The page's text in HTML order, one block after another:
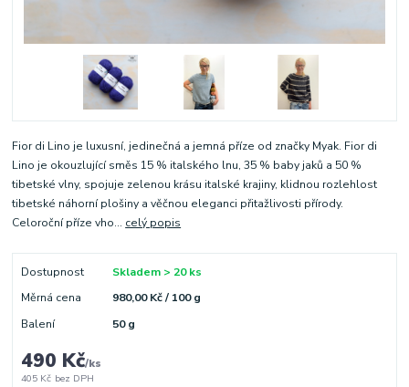
Fior di Lino je luxusní, jedinečná a jemná příze od značky Myak. Fior di
Lino je okouzlující směs 15 % italského lnu, 35 % baby jaků a 50 %
tibetské vlny, spojuje zelenou krásu italské krajiny, klidnou rozlehlost
tibetské náhorní plošiny a věčnou eleganci přitažlivosti přírody.
Celoroční příze vho... celý popis
Dostupnost
Skladem > 20 ks
Měrná cena
980,00 Kč / 100 g
Balení
50 g
490 Kč/ks
405 Kč bez DPH